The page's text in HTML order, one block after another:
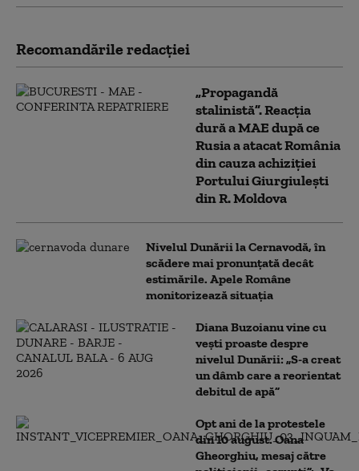
Recomandările redacţiei
„Propagandă
stalinistă”. Reacția
dură a MAE după ce
Rusia a atacat România
din cauza achiziției
Portului Giurgiulești
din R. Moldova
Nivelul Dunării la Cernavodă, în
scădere mai pronunțată decât
estimările. Apele Române
monitorizează situația
Diana Buzoianu vine cu
vești proaste despre
nivelul Dunării: „S-a creat
un dâmb care a reorientat
debitul de apă”
Opt ani de la protestele
din 10 august. Oana
Gheorghiu, mesaj către